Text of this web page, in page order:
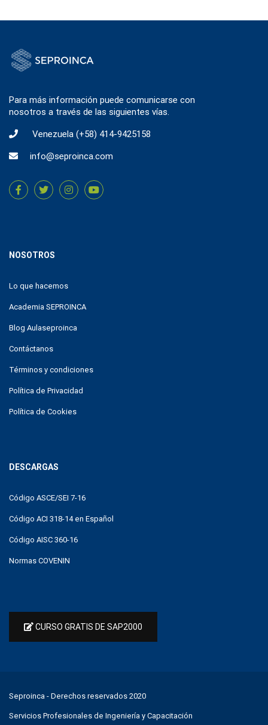
Para más información puede comunicarse con
nosotros a través de las siguientes vías.
Venezuela (+58) 414-9425158
info@seproinca.com
NOSOTROS
Lo que hacemos
Academia SEPROINCA
Blog Aulaseproinca
Contáctanos
Términos y condiciones
Política de Privacidad
Política de Cookies
DESCARGAS
Código ASCE/SEI 7-16
Código ACI 318-14 en Español
Código AISC 360-16
Normas COVENIN
CURSO GRATIS DE SAP2000
Seproinca - Derechos reservados 2020
Servicios Profesionales de Ingeniería y Capacitación